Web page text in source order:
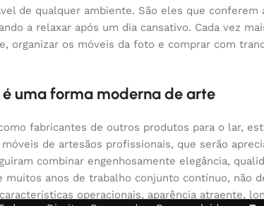
de qualquer ambiente. São eles que
a relaxar após um dia cansativo. Cada vez
organizar os móveis da foto e comprar com
uma forma moderna de arte
fabricantes de outros produtos para o lar,
de artesãos profissionais, que serão
combinar engenhosamente elegância,
muitos anos de trabalho conjunto contínuo, não
operacionais, aparência atraente,